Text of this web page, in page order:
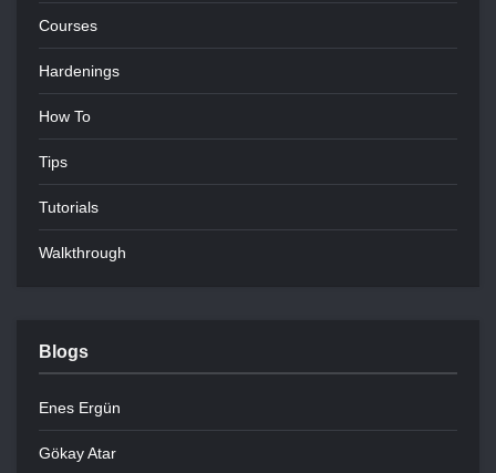
Courses
Hardenings
How To
Tips
Tutorials
Walkthrough
Blogs
Enes Ergün
Gökay Atar